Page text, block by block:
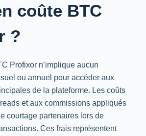
coûte BTC
?
Profixor n’implique aucun
ou annuel pour accéder aux
de la plateforme. Les coûts
et aux commissions appliqués
courtage partenaires lors de
Ces frais représentent